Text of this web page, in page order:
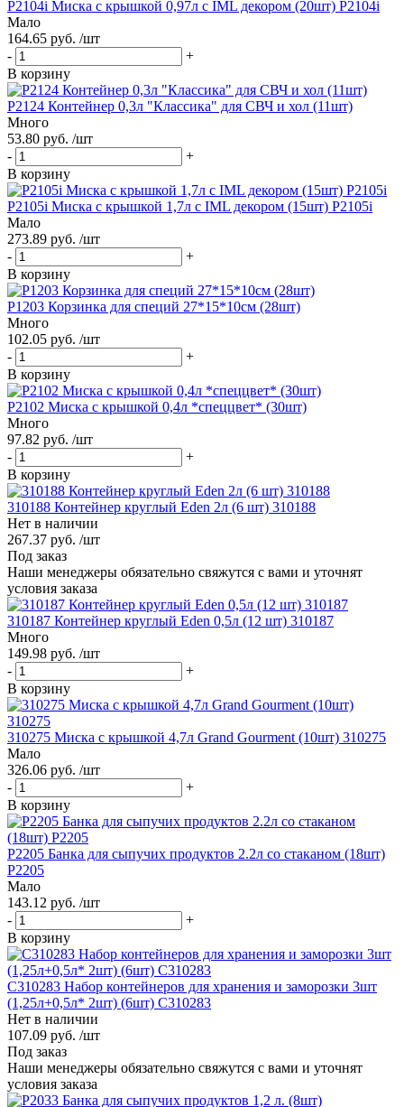
P2104i Миска с крышкой 0,97л с IML декором (20шт) Р2104i
Мало
164.65 руб. /шт
-
+
В корзину
P2124 Контейнер 0,3л "Классика" для СВЧ и хол (11шт)
Много
53.80 руб. /шт
-
+
В корзину
P2105i Миска с крышкой 1,7л с IML декором (15шт) Р2105i
Мало
273.89 руб. /шт
-
+
В корзину
P1203 Корзинка для специй 27*15*10см (28шт)
Много
102.05 руб. /шт
-
+
В корзину
P2102 Миска с крышкой 0,4л *спеццвет* (30шт)
Много
97.82 руб. /шт
-
+
В корзину
310188 Контейнер круглый Eden 2л (6 шт) 310188
Нет в наличии
267.37 руб. /шт
Под заказ
Наши менеджеры обязательно свяжутся с вами и уточнят
условия заказа
310187 Контейнер круглый Eden 0,5л (12 шт) 310187
Много
149.98 руб. /шт
-
+
В корзину
310275 Миска с крышкой 4,7л Grand Gourment (10шт) 310275
Мало
326.06 руб. /шт
-
+
В корзину
Р2205 Банка для сыпучих продуктов 2.2л со стаканом (18шт)
Р2205
Мало
143.12 руб. /шт
-
+
В корзину
С310283 Набор контейнеров для хранения и заморозки 3шт
(1,25л+0,5л* 2шт) (6шт) С310283
Нет в наличии
107.09 руб. /шт
Под заказ
Наши менеджеры обязательно свяжутся с вами и уточнят
условия заказа